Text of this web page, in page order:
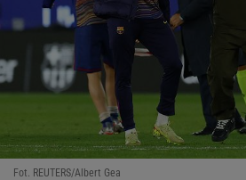
Fot. REUTERS/Albert Gea